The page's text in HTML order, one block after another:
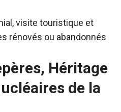
visite touristique et
rénovés ou abandonnés
Héritage
de la